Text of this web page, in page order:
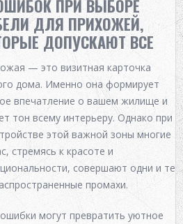
МЕБЕЛИ
ПРИ ВЫБОРЕ
ДЛЯ ПРИХОЖЕЙ,
ДОПУСКАЮТ ВСЕ
— это визитная карточка
дома. Именно она формирует
впечатление о вашем жилище и
тон всему интерьеру. Однако при
этой важной зоны многие
стремясь к красоте и
совершают одни и те
промахи.
могут превратить уютное